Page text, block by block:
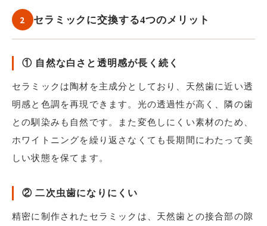
2 セラミックに交換する4つのメリット
① 自然な白さと透明感が長く続く
セラミックは陶材を主成分としており、天然歯に近い透
明感と色調を再現できます。光の透過性が高く、隣の歯
との馴染みも自然です。また変色しにくい素材のため、
ホワイトニングを繰り返さなくても長期間にわたって美
しい状態を保てます。
② 二次虫歯になりにくい
精密に制作されたセラミックは、天然歯との接合部の隙